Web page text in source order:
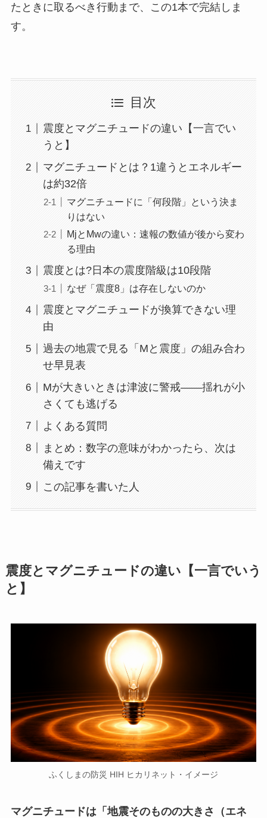
たときに取るべき行動まで、この1本で完結しま
す。
目次
震度とマグニチュードの違い【一言でい
うと】
マグニチュードとは？1違うとエネルギー
は約32倍
マグニチュードに「何段階」という決ま
りはない
MjとMwの違い：速報の数値が後から変わ
る理由
震度とは?日本の震度階級は10段階
なぜ「震度8」は存在しないのか
震度とマグニチュードが換算できない理
由
過去の地震で見る「Mと震度」の組み合わ
せ早見表
Mが大きいときは津波に警戒——揺れが小
さくても逃げる
よくある質問
まとめ：数字の意味がわかったら、次は
備えです
この記事を書いた人
震度とマグニチュードの違い【一言でいう
と】
ふくしまの防災 HIH ヒカリネット・イメージ
マグニチュードは「地震そのものの大きさ（エネ